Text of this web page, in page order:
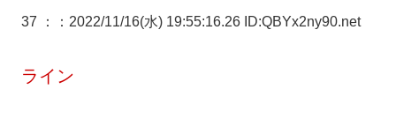
37 ： ：2022/11/16(水) 19:55:16.26 ID:QBYx2ny90.net
ライン